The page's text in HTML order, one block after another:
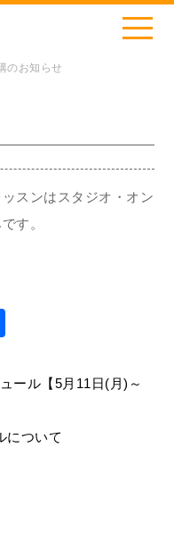
のお知らせ
スンはスタジオ・オン
す。
ール【5月11日(月)～
について